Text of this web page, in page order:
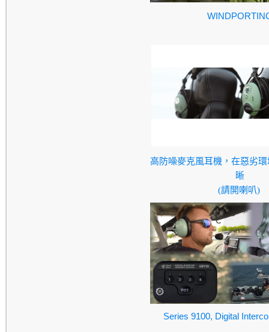
高防噪麥克風耳機，在惡劣
晰
(請開喇叭)
Series 9100, Digital